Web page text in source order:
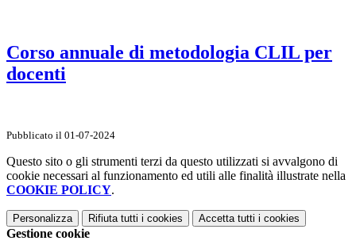
Corso annuale di metodologia CLIL per
docenti
Pubblicato il 01-07-2024
Questo sito o gli strumenti terzi da questo utilizzati si avvalgono di
cookie necessari al funzionamento ed utili alle finalità illustrate nella
COOKIE POLICY.
Personalizza Rifiuta tutti i cookies Accetta tutti i cookies
Gestione cookie